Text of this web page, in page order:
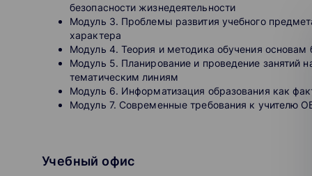
Модуль 1.Нормативно-правовые аспекты
жизнедеятельности
Модуль 2.Свойство личности безопасного типа
безопасности жизнедеятельности
Модуль 3.
Проблемы развития учебного
Модуль 4.Теория и методика обучения основам
Программы
Master of Business Administration
Executive Master of Business Administration
Doctor of Business Administration
Программы профессиональной переподготовки
Программы повышения квалификации
Видеолекции
безопасности жизнедеятельности
Модуль 3. Проблемы развития учебного
характера
Модуль 4. Теория и методика обучения основам
Модуль 5. Планирование и проведение занятий
тематическим линиям
Модуль 6. Информатизация образования как
Модуль 7. Современные требования к учителю
Учебный офис